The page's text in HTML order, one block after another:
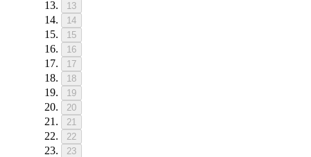
13
14
15
16
17
18
19
20
21
22
23